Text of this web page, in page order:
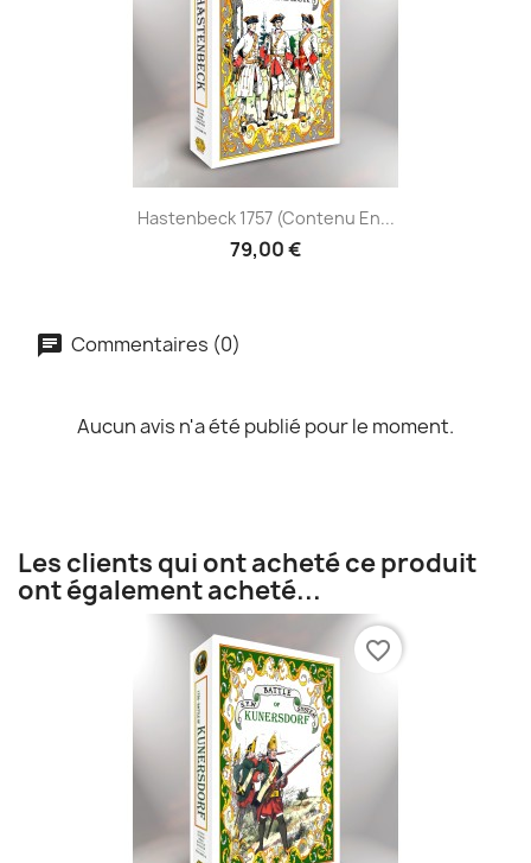
Hastenbeck 1757 (contenu En...
79,00 €
Commentaires (0)
Aucun avis n'a été publié pour le moment.
Les clients qui ont acheté ce produit
ont également acheté...
favorite_border